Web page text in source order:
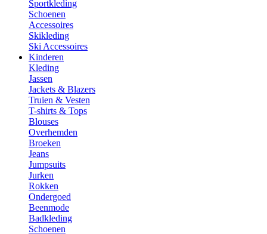
Sportkleding
Schoenen
Accessoires
Skikleding
Ski Accessoires
Kinderen
Kleding
Jassen
Jackets & Blazers
Truien & Vesten
T-shirts & Tops
Blouses
Overhemden
Broeken
Jeans
Jumpsuits
Jurken
Rokken
Ondergoed
Beenmode
Badkleding
Schoenen